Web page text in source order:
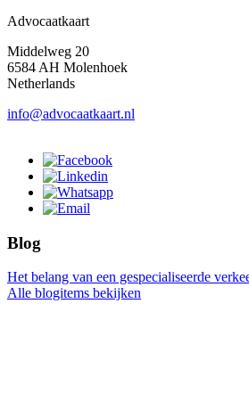
Advocaatkaart
Middelweg 20
6584 AH Molenhoek
Netherlands
info@advocaatkaart.nl
Blog
Het belang van een gespecialiseerde
Alle blogitems bekijken